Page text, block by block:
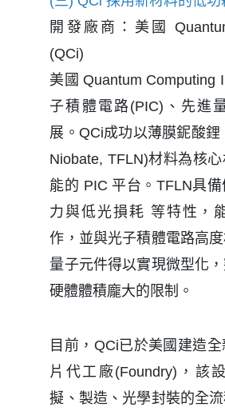
開發廠商：美國
(QCi)
美國 Quantum Computing
子積體電路(PIC)、先進
展。QCi成功以薄膜鈮酸鋰
Niobate, TFLN)材料為核
能的 PIC 平台。TFLN具
力與低光損耗 等特性，
作，並與光子積體電路高
量子元件得以實現微型化
硬體體積龐大的限制。
目前，QCi已於美國建造
片代工廠(Foundry)，該
擬、製造、光學封裝的全